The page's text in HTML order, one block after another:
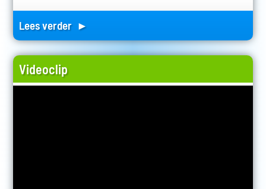
Lees verder ►
Videoclip